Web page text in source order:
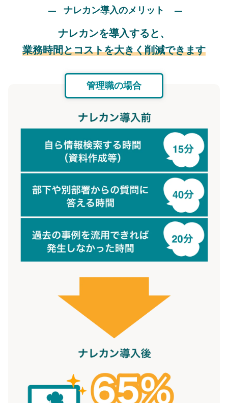
ナレカン導入のメリット
ナレカンを導入すると、
業務時間とコストを大きく削減できます
管理職の場合